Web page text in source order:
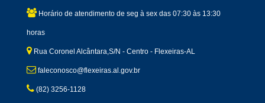
Horário de atendimento de seg à sex das 07:30 às 13:30
horas
Rua Coronel Alcântara,S/N - Centro - Flexeiras-AL
faleconosco@flexeiras.al.gov.br
(82) 3256-1128